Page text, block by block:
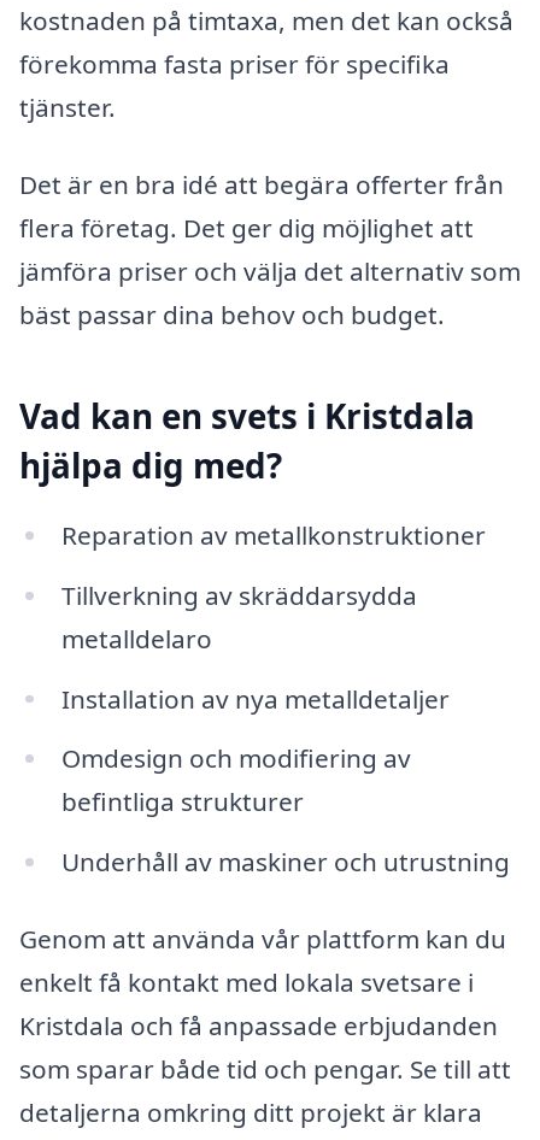
kostnaden på timtaxa, men det kan också
förekomma fasta priser för specifika
tjänster.
Det är en bra idé att begära offerter från
flera företag. Det ger dig möjlighet att
jämföra priser och välja det alternativ som
bäst passar dina behov och budget.
Vad kan en svets i Kristdala
hjälpa dig med?
Reparation av metallkonstruktioner
Tillverkning av skräddarsydda
metalldelaro
Installation av nya metalldetaljer
Omdesign och modifiering av
befintliga strukturer
Underhåll av maskiner och utrustning
Genom att använda vår plattform kan du
enkelt få kontakt med lokala svetsare i
Kristdala och få anpassade erbjudanden
som sparar både tid och pengar. Se till att
detaljerna omkring ditt projekt är klara